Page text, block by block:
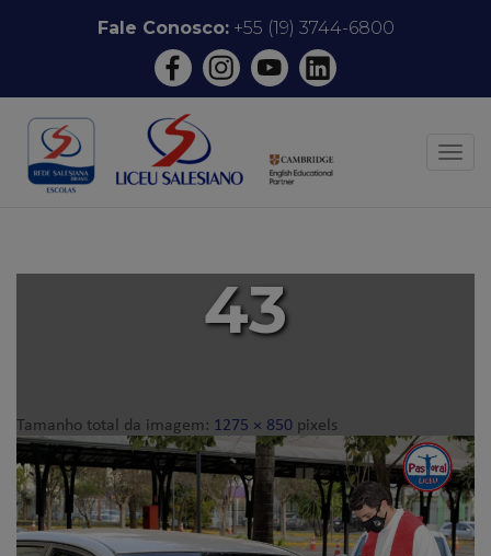
conteúdo
Fale Conosco:+55 (19) 3744-6800
43
Tamanho total da imagem: 1275 × 850 pixels